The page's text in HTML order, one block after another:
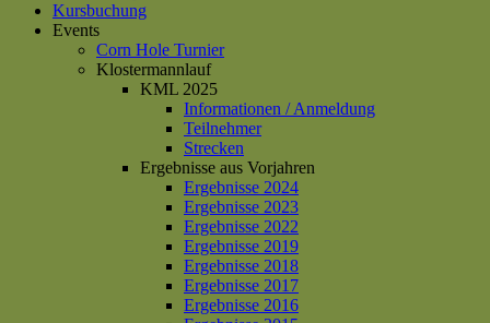
Kursbuchung
Events
Corn Hole Turnier
Klostermannlauf
KML 2025
Informationen / Anmeldung
Teilnehmer
Strecken
Ergebnisse aus Vorjahren
Ergebnisse 2024
Ergebnisse 2023
Ergebnisse 2022
Ergebnisse 2019
Ergebnisse 2018
Ergebnisse 2017
Ergebnisse 2016